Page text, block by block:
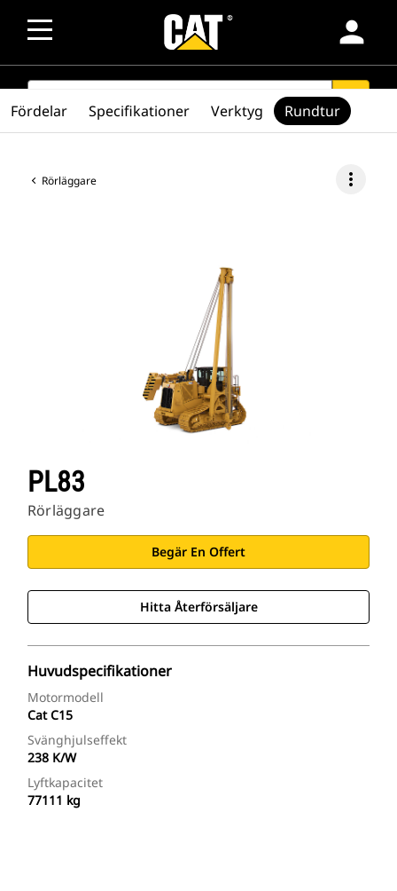
person
SEARCH search
Rörläggare more_vert
PL83
Rörläggare
Begär En Offert
Hitta Återförsäljare
Huvudspecifikationer
Motormodell
Cat C15
Svänghjulseffekt
238 K/W
Lyftkapacitet
77111 kg
Fördelar Specifikationer Verktyg Rundtur